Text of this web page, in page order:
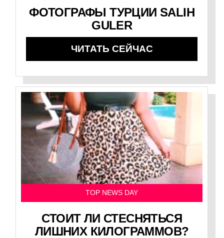
ФОТОГРАФЫ ТУРЦИИ SALIH
GULER
ЧИТАТЬ СЕЙЧАС
TOP NEWS DAY
СТОИТ ЛИ СТЕСНЯТЬСЯ
ЛИШНИХ КИЛОГРАММОВ?